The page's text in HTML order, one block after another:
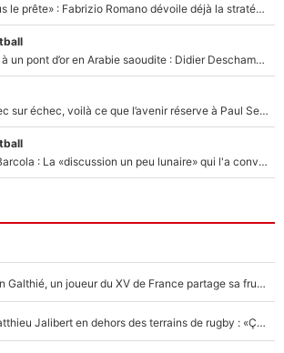
«On l’achète et on vous le prête» : Fabrizio Romano dévoile déjà la stratégie du PSG avec le transfert de Zion Suzuki !
De l’équipe de France à un pont d’or en Arabie saoudite : Didier Deschamps a donné sa réponse !
Tour de France - Échec sur échec, voilà ce que l’avenir réserve à Paul Seixas : «Tant qu’il y aura un Pogacar comme celui-là...»
Transfert de Bradley Barcola : La «discussion un peu lunaire» qui l'a convaincu de quitter le PSG, son entourage est pointé du doigt
Mis de côté par Fabien Galthié, un joueur du XV de France partage sa frustration : «ils ne me l’ont pas dit tout de suite»
La raison d'être de Matthieu Jalibert en dehors des terrains de rugby : «Ça m'atteint autant que si tu touches à un membre de ma famille»